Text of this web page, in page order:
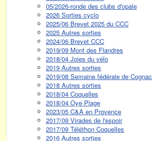
05/2026-ronde des clubs d'opale
2026 Sorties cyclo
2025/06 Brevet 2025 du CCC
2025 Autres sorties
2024/06 Brevet CCC
2019/09 Mont des Flandres
2018/04 Joies du vélo
2019 Autres sorties
2019/08 Semaine fédérale de Cognac
2018 Autres sorties
2018/04 Coquelles
2018/04 Oye Plage
2023/05 C&A en Provence
2017/09 Virades de l'espoir
2017/09 Téléthon Coquelles
2016 Autres sorties